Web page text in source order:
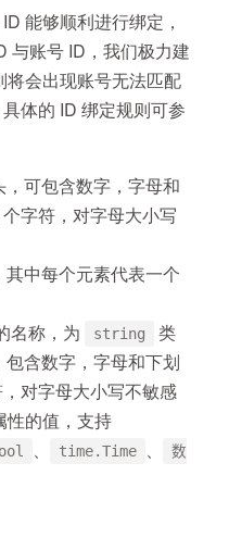
能够顺利进行绑定，
与账号 ID，我们极力建
会出现账号无法匹配
体的 ID 绑定规则可参
可包含数字，字母和
字符，对字母大小写
其中每个元素代表一个
名称，为
string
类
含数字，字母和下划
对字母大小写不敏感
性的值，支持
time.Time
数